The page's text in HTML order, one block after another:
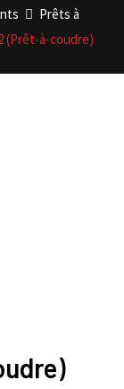
Prêts à
(Prêt-à-coudre)